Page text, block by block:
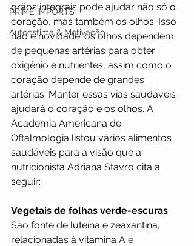
PRIME IMPORTS
Autoestima & Motivação
grãos integrais pode ajudar não só o
coração, mas também os olhos. Isso
não é novidade: os olhos dependem
de pequenas artérias para obter
oxigênio e nutrientes, assim como o
coração depende de grandes
artérias. Manter essas vias saudáveis
ajudará o coração e os olhos. A
Academia Americana de
Oftalmologia listou vários alimentos
saudáveis para a visão que a
nutricionista Adriana Stavro cita a
seguir:
Vegetais de folhas verde-escuras
São fonte de luteína e zeaxantina,
relacionadas à vitamina A e